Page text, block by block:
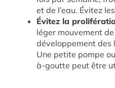
et de l’eau. Évitez
Évitez la
léger mouvement de
développement des
Une petite pompe
à-goutte peut être